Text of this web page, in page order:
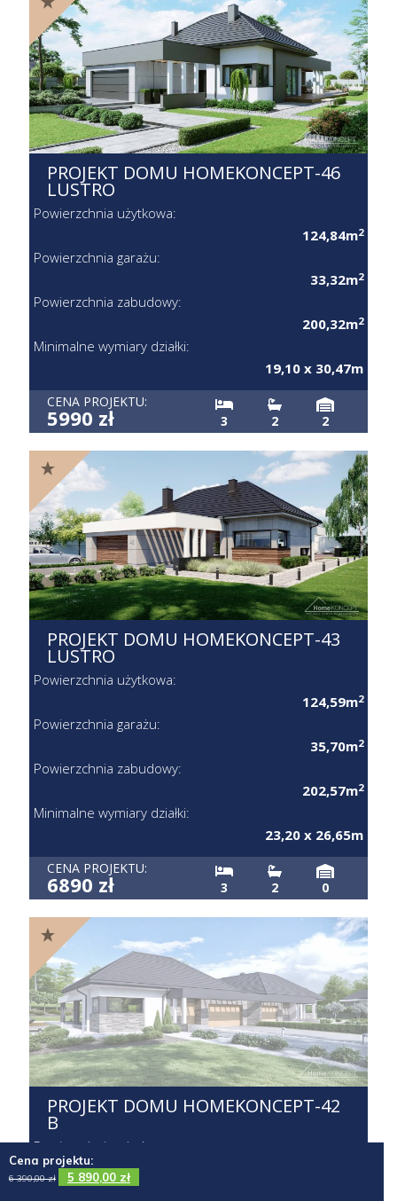
Cena projektu:
6 390,00zł 5 890,00 zł
PROJEKT DOMU HOMEKONCEPT-46
LUSTRO
Powierzchnia użytkowa:
124,84m2
Powierzchnia garażu:
33,32m2
Powierzchnia zabudowy:
200,32m2
Minimalne wymiary działki:
19,10 x 30,47m
CENA PROJEKTU:
5990 zł 3 2 2
PROJEKT DOMU HOMEKONCEPT-43
LUSTRO
Powierzchnia użytkowa:
124,59m2
Powierzchnia garażu:
35,70m2
Powierzchnia zabudowy:
202,57m2
Minimalne wymiary działki:
23,20 x 26,65m
CENA PROJEKTU:
6890 zł 3 2 0
PROJEKT DOMU HOMEKONCEPT-42
B
Powierzchnia użytkowa:
Powierzchnia garażu: